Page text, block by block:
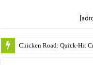
Chicken Road: Quick‑Hit